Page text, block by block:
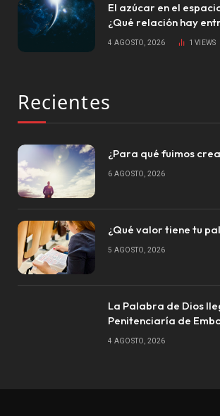
El azúcar en el
¿Qué relación hay
4 AGOSTO, 2026 1VIEWS
Recientes
¿Para qué fuimos
6 AGOSTO, 2026
¿Qué valor tiene tu
5 AGOSTO, 2026
La Palabra de Dios
Penitenciaría de
4 AGOSTO, 2026